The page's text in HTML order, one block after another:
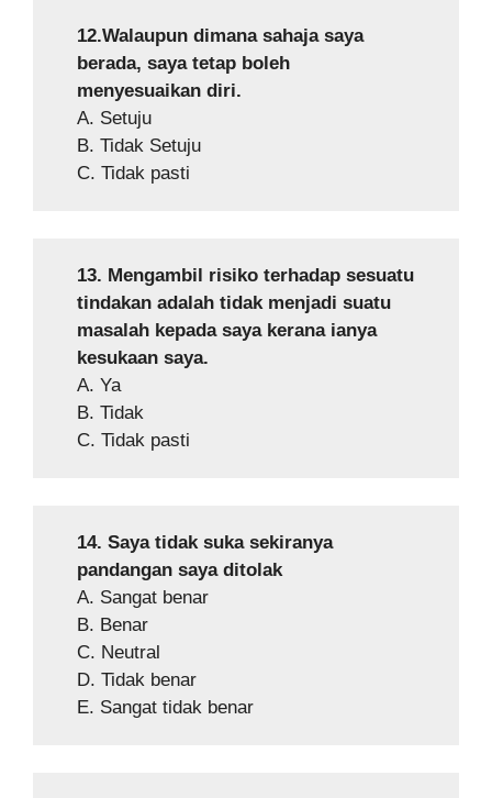
12.Walaupun dimana sahaja saya
berada, saya tetap boleh
menyesuaikan diri.
A. Setuju
B. Tidak Setuju
C. Tidak pasti
13. Mengambil risiko terhadap sesuatu
tindakan adalah tidak menjadi suatu
masalah kepada saya kerana ianya
kesukaan saya.
A. Ya
B. Tidak
C. Tidak pasti
14. Saya tidak suka sekiranya
pandangan saya ditolak
A. Sangat benar
B. Benar
C. Neutral
D. Tidak benar
E. Sangat tidak benar